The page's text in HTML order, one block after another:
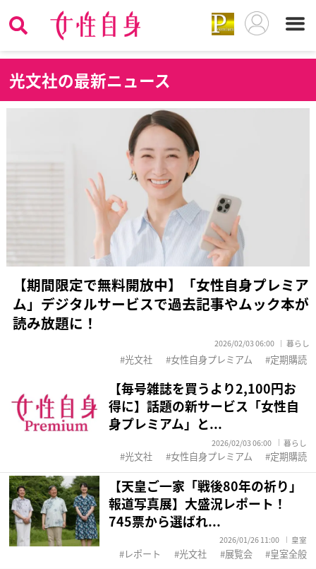
光文社の最新ニュース
【期間限定で無料開放中】「女性自身プレミア
ム」デジタルサービスで過去記事やムック本が
読み放題に！
2026/02/03 06:00 暮らし
光文社 女性自身プレミアム 定期購読
【毎号雑誌を買うより2,100円お
得に】話題の新サービス「女性自
身プレミアム」と...
2026/02/03 06:00 暮らし
光文社 女性自身プレミアム 定期購読
【天皇ご一家「戦後80年の祈り」
報道写真展】大盛況レポート！
745票から選ばれ...
2026/01/26 11:00 皇室
レポート 光文社 展覧会 皇室全般